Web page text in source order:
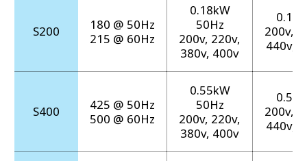
S200
180 @ 50Hz
215 @ 60Hz
0.18kW
50Hz
200v, 220v,
380v, 400v
200v,
440v,
S400
425 @ 50Hz
500 @ 60Hz
0.55kW
50Hz
200v, 220v,
380v, 400v
200v,
440v,